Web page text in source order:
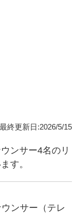
最終更新日:2026/5/15
ンサー4名のリ
す。
ンサー（テレ